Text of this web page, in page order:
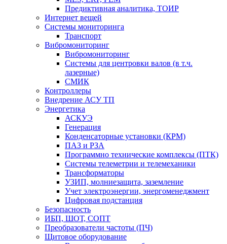
Предиктивная аналитика, ТОИР
Интернет вещей
Системы мониторинга
Транспорт
Вибромониторинг
Вибромониторинг
Системы для центровки валов (в т.ч.
лазерные)
СМИК
Контроллеры
Внедрение АСУ ТП
Энергетика
АСКУЭ
Генерация
Конденсаторные установки (КРМ)
ПАЗ и РЗА
Программно технические комплексы (ПТК)
Системы телеметрии и телемеханики
Трансформаторы
УЗИП, молниезащита, заземление
Учет электроэнергии, энергоменеджмент
Цифровая подстанция
Безопасность
ИБП, ШОТ, СОПТ
Преобразователи частоты (ПЧ)
Щитовое оборудование